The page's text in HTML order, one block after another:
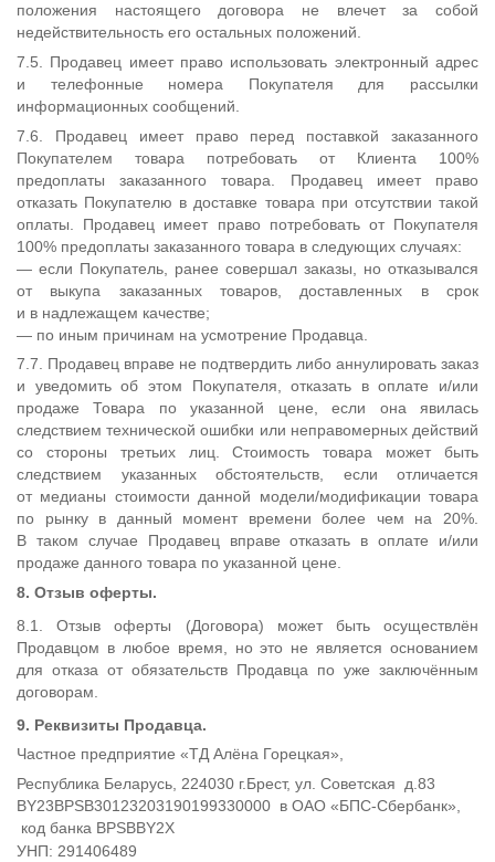
положения настоящего договора не влечет за собой
недействительность его остальных положений.
7.5. Продавец имеет право использовать электронный адрес
и телефонные номера Покупателя для рассылки
информационных сообщений.
7.6. Продавец имеет право перед поставкой заказанного
Покупателем товара потребовать от Клиента 100%
предоплаты заказанного товара. Продавец имеет право
отказать Покупателю в доставке товара при отсутствии такой
оплаты. Продавец имеет право потребовать от Покупателя
100% предоплаты заказанного товара в следующих случаях:
— если Покупатель, ранее совершал заказы, но отказывался
от выкупа заказанных товаров, доставленных в срок
и в надлежащем качестве;
— по иным причинам на усмотрение Продавца.
7.7. Продавец вправе не подтвердить либо аннулировать заказ
и уведомить об этом Покупателя, отказать в оплате и/или
продаже Товара по указанной цене, если она явилась
следствием технической ошибки или неправомерных действий
со стороны третьих лиц. Стоимость товара может быть
следствием указанных обстоятельств, если отличается
от медианы стоимости данной модели/модификации товара
по рынку в данный момент времени более чем на 20%.
В таком случае Продавец вправе отказать в оплате и/или
продаже данного товара по указанной цене.
8. Отзыв оферты.
8.1. Отзыв оферты (Договора) может быть осуществлён
Продавцом в любое время, но это не является основанием
для отказа от обязательств Продавца по уже заключённым
договорам.
9. Реквизиты Продавца.
Частное предприятие «ТД Алёна Горецкая»,
Республика Беларусь, 224030 г.Брест, ул. Советская д.83
BY23BPSB30123203190199330000 в ОАО «БПС-Сбербанк»,
код банка BPSBBY2X
УНП: 291406489